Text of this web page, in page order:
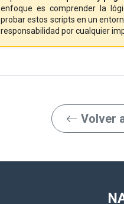
enfoque es comprender la
probar estos scripts en un
responsabilidad por cualquier
Volver